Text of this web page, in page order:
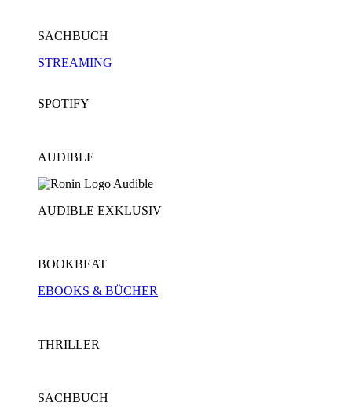
SACHBUCH
STREAMING
SPOTIFY
AUDIBLE
AUDIBLE EXKLUSIV
BOOKBEAT
EBOOKS & BÜCHER
THRILLER
SACHBUCH